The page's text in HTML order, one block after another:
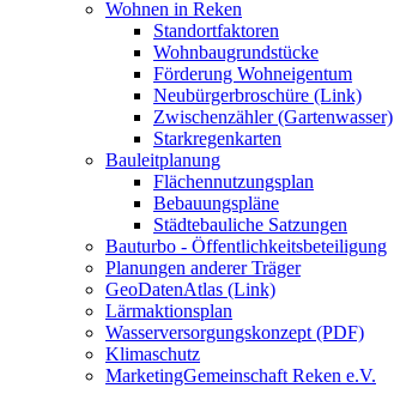
Wohnen in Reken
Standortfaktoren
Wohnbaugrundstücke
Förderung Wohneigentum
Neubürgerbroschüre (Link)
Zwischenzähler (Gartenwasser)
Starkregenkarten
Bauleitplanung
Flächennutzungsplan
Bebauungspläne
Städtebauliche Satzungen
Bauturbo - Öffentlichkeitsbeteiligung
Planungen anderer Träger
GeoDatenAtlas (Link)
Lärmaktionsplan
Wasserversorgungskonzept (PDF)
Klimaschutz
MarketingGemeinschaft Reken e.V.